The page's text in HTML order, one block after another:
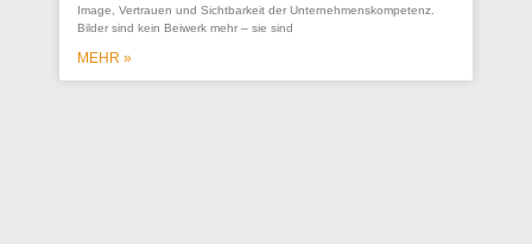
Image, Vertrauen und Sichtbarkeit der Unternehmenskompetenz.
Bilder sind kein Beiwerk mehr – sie sind
MEHR »